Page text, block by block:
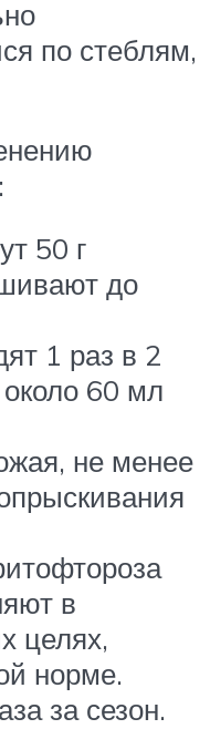
по стеблям,
50 г
до
1 раз в 2
60 мл
не менее
в
целях,
норме.
за сезон.